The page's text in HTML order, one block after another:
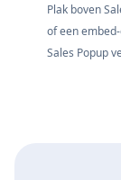
Plak boven
of een
Sales Popup